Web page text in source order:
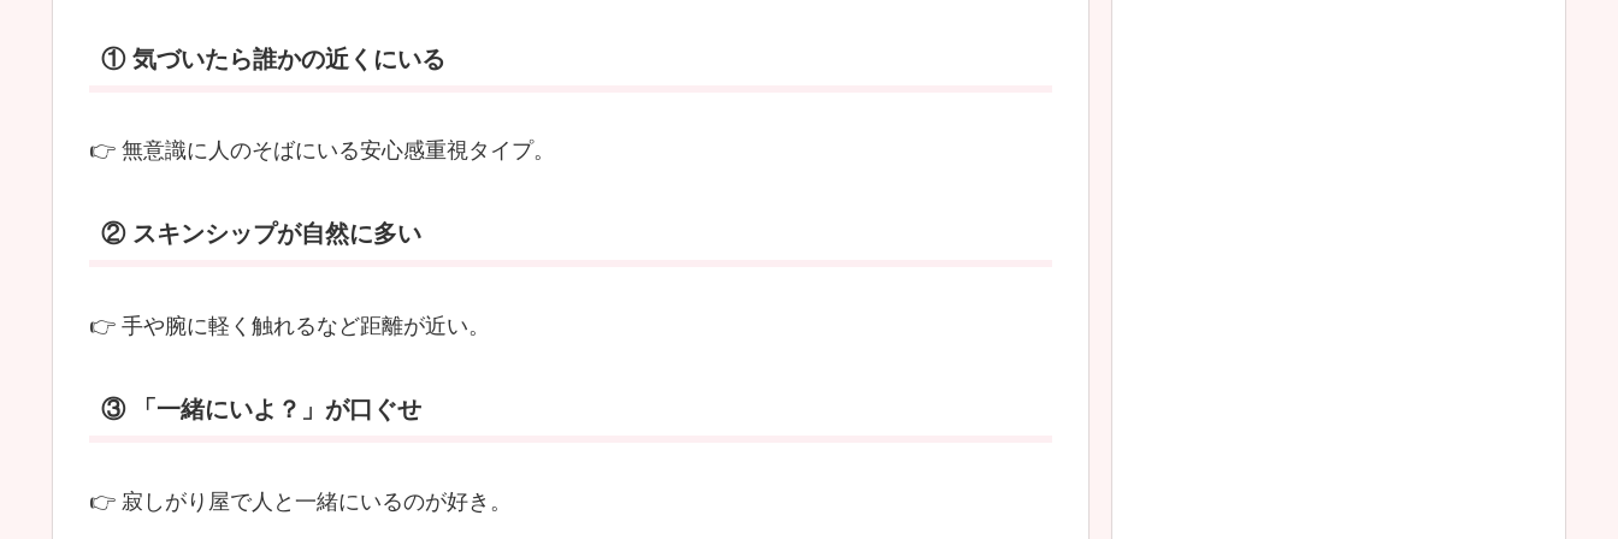
え
坊
癒
な
力
詰
① 気づいたら誰かの近くにいる
👉 無意識に人のそばにいる安心感重視タイプ。
② スキンシップが自然に多い
👉 手や腕に軽く触れるなど距離が近い。
③ 「一緒にいよ？」が口ぐせ
👉 寂しがり屋で人と一緒にいるのが好き。